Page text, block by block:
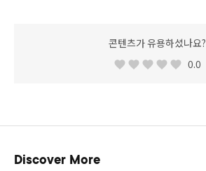
콘텐츠가 유용하셨나요?
0.0
Discover More